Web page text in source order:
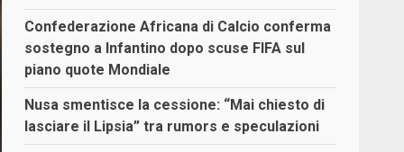
Confederazione Africana di Calcio conferma
sostegno a Infantino dopo scuse FIFA sul
piano quote Mondiale
Nusa smentisce la cessione: “Mai chiesto di
lasciare il Lipsia” tra rumors e speculazioni